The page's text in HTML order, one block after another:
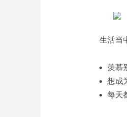
生活当
羡慕
想成
每天